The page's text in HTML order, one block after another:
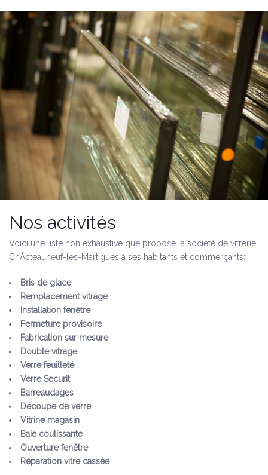
Nos activités
Voici une liste non exhaustive que propose la société de vitrerie
ChÃ¢teauneuf-les-Martigues à ses habitants et commerçants:
Bris de glace
Remplacement vitrage
Installation fenêtre
Fermeture provisoire
Fabrication sur mesure
Double vitrage
Verre feuilleté
Verre Securit
Barreaudages
Découpe de verre
Vitrine magasin
Baie coulissante
Ouverture fenêtre
Réparation vitre cassée